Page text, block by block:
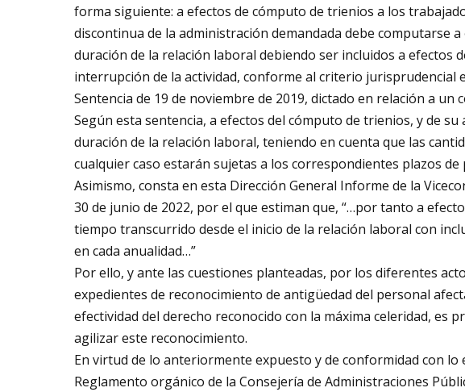
forma siguiente: a efectos de cómputo de trienios a los
discontinua de la administración demandada debe computarse
duración de la relación laboral debiendo ser incluidos a efectos
interrupción de la actividad, conforme al criterio jurisprudencial
Sentencia de 19 de noviembre de 2019, dictado en relación a un
Según esta sentencia, a efectos del cómputo de trienios, y de
duración de la relación laboral, teniendo en cuenta que las
cualquier caso estarán sujetas a los correspondientes plazos de
Asimismo, consta en esta Dirección General Informe de la
30 de junio de 2022, por el que estiman que, “…por tanto a
tiempo transcurrido desde el inicio de la relación laboral con
en cada anualidad…”
Por ello, y ante las cuestiones planteadas, por los diferentes
expedientes de reconocimiento de antigüedad del personal
efectividad del derecho reconocido con la máxima celeridad, es
agilizar este reconocimiento.
En virtud de lo anteriormente expuesto y de conformidad con lo
Reglamento orgánico de la Consejería de Administraciones